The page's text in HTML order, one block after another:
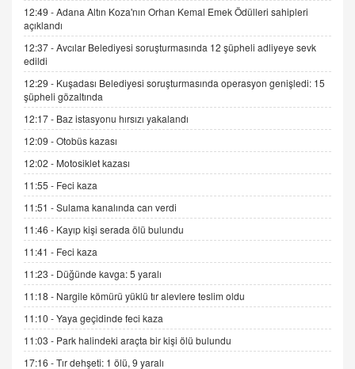
İNCİ GÜL AKÖL
06.07.2026 13:00
ADEM AKÖL
Esed Destekçilerinin Yüzüne Vurulan Şamar:
Sednaya
11.12.2024 12:30
DR. EKREM ASLAN
Gerçek Ne, Algı Ne? "Beraber Yürüyoruz"
Cümlesinin Peşinden
19.07.2025 12:45
GÖNÜL MENEKŞE
Şifacının Yolu
04.11.2025 12:56
AV. RÜMEYSA ÖZKALE
Kira Uyuşmazlıklarında Dava Açmadan Önce
Arabulucuya Başvuru Şartı
12:49 -Adana Altın Koza'nın Orhan Kemal Emek Ödülleri sahipleri
açıklandı
12:37 -Avcılar Belediyesi soruşturmasında 12 şüpheli adliyeye sevk
edildi
12:29 - Kuşadası Belediyesi soruşturmasında operasyon genişledi: 15
şüpheli gözaltında
12:17 - Baz istasyonu hırsızı yakalandı
12:09 -Otobüs kazası
12:02 - Motosiklet kazası
11:55 - Feci kaza
11:51 -Sulama kanalında can verdi
11:46 - Kayıp kişi serada ölü bulundu
11:41 - Feci kaza
11:23 - Düğünde kavga: 5 yaralı
11:18 - Nargile kömürü yüklü tır alevlere teslim oldu
11:10 -Yaya geçidinde feci kaza
11:03 - Park halindeki araçta bir kişi ölü bulundu
17:16 -Tır dehşeti: 1 ölü, 9 yaralı